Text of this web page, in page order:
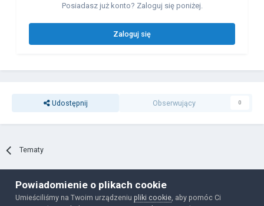
Posiadasz już konto? Zaloguj się poniżej.
Zaloguj się
Udostępnij Obserwujący 0
Tematy
Polityka prywatności Ciasteczka
Powered by Invision Community
Powiadomienie o plikach cookie
Umieściliśmy na Twoim urządzeniupliki cookie , aby pomóc Ci